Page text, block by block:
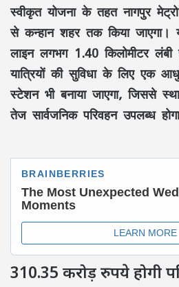
स्वीकृत योजना के तहत नागपुर
से कन्हान शहर तक किया जाएगा।
लाइन लगभग 1.40 किलोमीटर लंबी
यात्रियों की सुविधा के लिए एक
स्टेशन भी बनाया जाएगा, जिससे
तेज सार्वजनिक परिवहन उपलब्ध
310.35 करोड़ रुपये होगी